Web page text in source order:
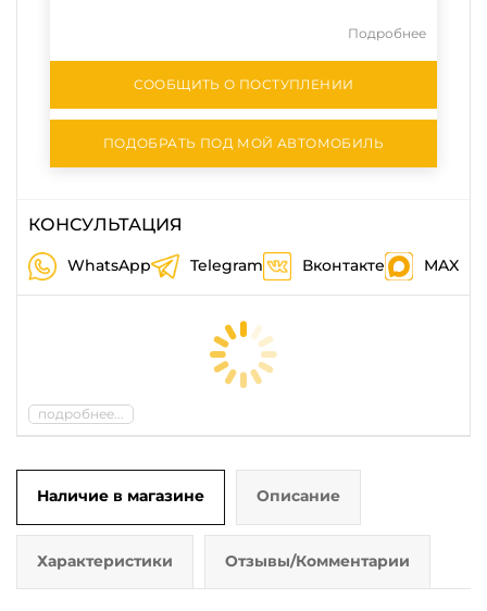
Подробнее
СООБЩИТЬ О ПОСТУПЛЕНИИ
ПОДОБРАТЬ ПОД МОЙ АВТОМОБИЛЬ
КОНСУЛЬТАЦИЯ
WhatsApp Telegram Вконтакте MAX
подробнее...
Наличие в магазине Описание
Характеристики Отзывы/Комментарии